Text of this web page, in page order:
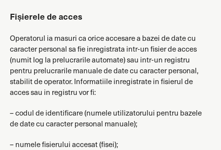
Fișierele de acces
Operatorul ia masuri ca orice accesare a bazei de date cu
caracter personal sa fie inregistrata intr-un fisier de acces
(numit log la prelucrarile automate) sau intr-un registru
pentru prelucrarile manuale de date cu caracter personal,
stabilit de operator. Informatiile inregistrate in fisierul de
acces sau in registru vor fi:
– codul de identificare (numele utilizatorului pentru bazele
de date cu caracter personal manuale);
– numele fisierului accesat (fisei);